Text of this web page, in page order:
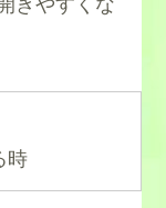
きやすくな
る時